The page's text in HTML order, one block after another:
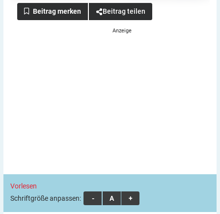
Beitrag teilen
Vorlesen
Schriftgröße anpassen:
A A A